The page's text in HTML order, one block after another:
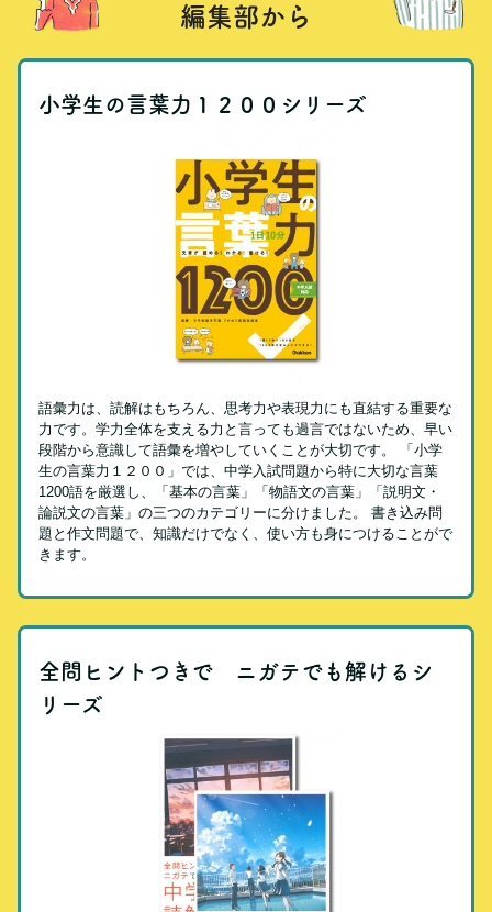
編集部から
小学生の言葉力１２００シリーズ
語彙力は、読解はもちろん、思考力や表現力にも直結する重要な
力です。学力全体を支える力と言っても過言ではないため、早い
段階から意識して語彙を増やしていくことが大切です。 「小学
生の言葉力１２００」では、中学入試問題から特に大切な言葉
1200語を厳選し、「基本の言葉」「物語文の言葉」「説明文・
論説文の言葉」の三つのカテゴリーに分けました。 書き込み問
題と作文問題で、知識だけでなく、使い方も身につけることがで
きます。
全問ヒントつきで ニガテでも解けるシ
リーズ